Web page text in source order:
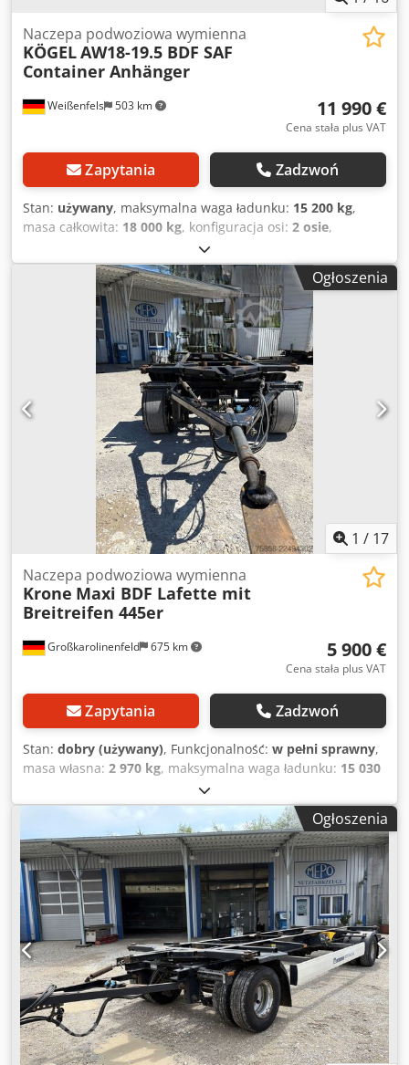
Weißenfels 503 km
Naczepa podwoziowa wymienna
KÖGELAW18-19.5 BDF SAF
Container Anhänger
11 990 €
Cena stała plus VAT
Zapytania Zadzwoń
Stan: używany, maksymalna waga ładunku: 15 200 kg,
masa całkowita: 18 000 kg, konfiguracja osi: 2 osie,
03/2024, Nr int.: Kögel Przyczepa w
stanie jak nowa Kögel * Opony 18-19,5 * Platforma BDF,
rama wymienna * Dwuosiowa * Osie SAF * Dopuszczalna
masa całkowita 18 000 kg Możliwość przyjęcia w rozliczenie
Finansowanie od 3,99% Zastrzegamy sobie prawo do
błędów i wcześniejszej sprzedaży! Informacje zawarte w
tym ogłoszeniu są jedynie opisem i nie stanowią gwarancji
cech produktu. Sprzedawca nie ponosi odpowiedzialności
za błędy w pisowni i przesyłaniu danych. Wyposażenie
wymienione w ogłoszeniu należy sprawdzić oddzielnie.
Wszystkie informacje zawarte w ogłoszeniach są nie
wiążące! Dostawa na terenie całego kraju na zamówienie
Godziny otwarcia: od poniedziałku do czwartku w
godzinach 9:00–17:00 Dcsdpfszp S N Tsx Adwok Piątek w
godzinach 9:00–14:00 oraz po wcześniejszym
uzgodnieniu!!!
Ogłoszenia
1 / 17
Großkarolinenfeld 675 km
Naczepa podwoziowa wymienna
Krone Maxi BDF Lafette mit
Breitreifen 445er
5 900 €
Cena stała plus VAT
Zapytania Zadzwoń
Stan: dobry (używany), Funkcjonalność: w pełni sprawny,
masa własna: 2 970 kg, maksymalna waga ładunku: 15 030
18 000 kg, konfiguracja osi:
pierwsza rejestracja:09/2019, następna inspekcja (TÜV):
, zawieszenie: powietrze, rozmiar opony:
445/45R19,5, maksymalna prędkość:125 km/h,
Wyposażenie:ABS, NIEMIECKI DEALER oferuje: zadbane
podwozia pod zabudowę z szerokimi oponami wiele sztuk
dostępnych 445/45R19,5 dyszel przestawny wzdłużnie
Dodpfx Aszrtc Tjdwjck iosie BPW hamulce tarczowe długie
miechy pneumatyczne wysokość podnoszenia do 1420 mm
wszystkie z badaniem technicznym (HU) i dodatkowymi
badaniami (SP) opony w bardzo dobrym stanie rok
produkcji 2019 dopuszczalna masa całkowita 18 000 kg
masa własna 2 970 kg W magazynie wiele podwozi i
wymiennych nadwozi! ##### PROSZĘ DZWONIĆ - NIE
PISAĆ MAILI! ##### DOSTAWA MOŻLIWA NA TERENIE
Ogłoszenia